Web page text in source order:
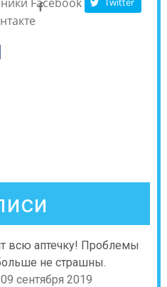
всю аптечку! Проблемы
не страшны.
09 сентября 2019